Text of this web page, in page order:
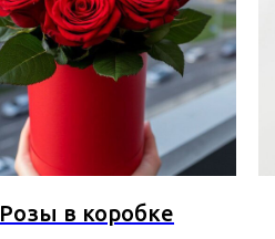
Розы в коробке